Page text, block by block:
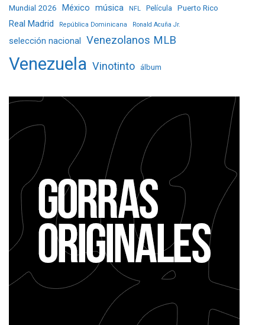
Mundial 2026 México música NFL Película Puerto Rico
Real Madrid República Dominicana Ronald Acuña Jr.
selección nacional Venezolanos MLB
Venezuela Vinotinto álbum